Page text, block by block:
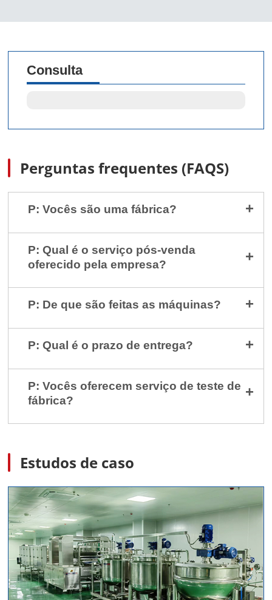
Consulta
Perguntas frequentes (FAQS)
P: Vocês são uma fábrica?
P: Qual é o serviço pós-venda
oferecido pela empresa?
P: De que são feitas as máquinas?
P: Qual é o prazo de entrega?
P: Vocês oferecem serviço de teste de
fábrica?
Estudos de caso